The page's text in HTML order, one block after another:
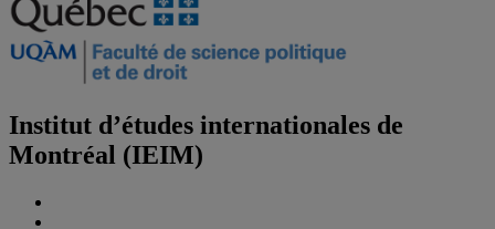
Institut d’études internationales de
Montréal (IEIM)